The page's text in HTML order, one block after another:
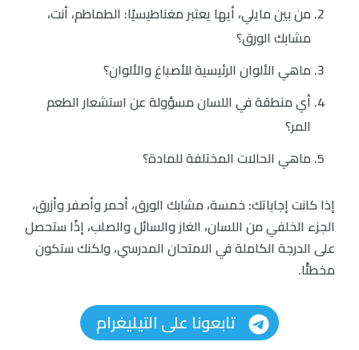
من بين مايلي، أيها يعتبر مغناطيسيًا: الطماطم، أنت،
مشابك الورق؟
ماهي الألوان الرئيسية للأصباغ والألوان؟
أي منطقة في اللسان مسؤولة عن استشعار الطعم
المر؟
ماهي الحالات المختلفة للمادة؟
إذا كانت إجاباتك: خمسة، مشابك الورق، أحمر وأصفر وأزرق،
الجزء الخلفي من اللسان، الغاز والسائل والصلب، إذًا ستحصل
على الدرجة الكاملة في الامتحان المدرسي، ولكنك ستكون
مخطئًا.
تابعونا على التيليغرام